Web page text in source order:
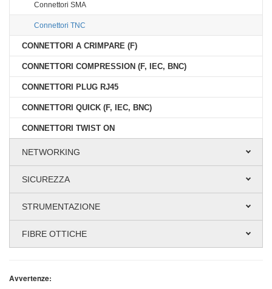
Connettori SMA
Connettori TNC
CONNETTORI A CRIMPARE (F)
CONNETTORI COMPRESSION (F, IEC, BNC)
CONNETTORI PLUG RJ45
CONNETTORI QUICK (F, IEC, BNC)
CONNETTORI TWIST ON
NETWORKING
SICUREZZA
STRUMENTAZIONE
FIBRE OTTICHE
Avvertenze: